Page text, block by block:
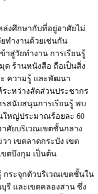
ล่งศึกษากับที่อยู่อาศัยไม่
ทำงานด้วยเช่นกัน
าสู่วัยทำงาน การเรียนรู้
ร้านหนังสือ ถือเป็นสิ่ง
ความรู้ และพัฒนา
ะหว่างสัดส่วนประชากร
สนับสนุนการเรียนรู้ พบ
ใหญ่ประมาณร้อยละ 60
ศัยบริเวณเขตชั้นกลาง
า เขตลาดกระบัง เขต
ขตบึงกุม เป็นต้น
ระจุกตัวบริเวณเขตชั้นใน
รี และเขตคลองสาน ซึ่ง